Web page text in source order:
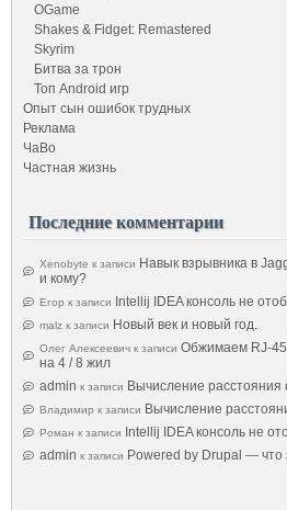
OGame
Shakes & Fidget: Remastered
Skyrim
Битва за трон
Топ Android игр
Опыт сын ошибок трудных
Реклама
ЧаВо
Частная жизнь
Последние комментарии
Xenobyte к записи Навык взрывника в
и кому?
Егор к записи Intellij IDEA консоль не
malz к записи Новый век и новый год.
Олег Алексеевич к записи Обжимаем RJ-45
на 4 / 8 жил
admin к записи Вычисление расстояния
Владимир к записи Вычисление
Роман к записи
Intellij IDEA консоль не
admin к записи Powered by Drupal — что